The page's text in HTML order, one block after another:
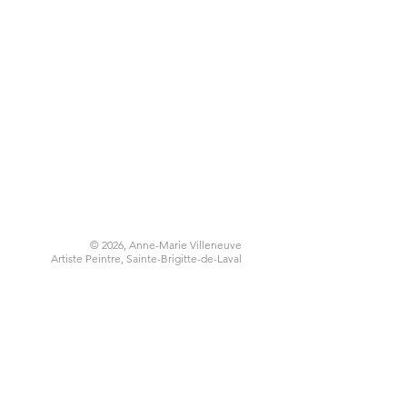
© 2026, Anne-Marie Villeneuve
Artiste Peintre, Sainte-Brigitte-de-Laval